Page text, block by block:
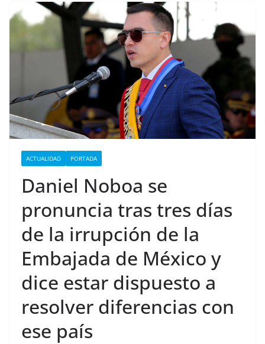
ACTUALIDAD PORTADA
Daniel Noboa se
pronuncia tras tres días
de la irrupción de la
Embajada de México y
dice estar dispuesto a
resolver diferencias con
ese país